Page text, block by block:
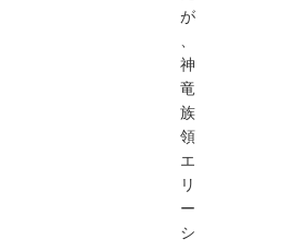
が
、
神
竜
族
領
エ
リ
ー
シ